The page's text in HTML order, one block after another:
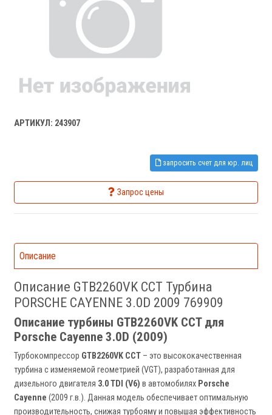
АРТИКУЛ: 243907
запросить счет для юр. лиц
Запрос цены
Описание
Описание GTB2260VK CCT Турбина
PORSCHE CAYENNE 3.0D 2009 769909
Описание турбины GTB2260VK CCT для
Porsche Cayenne 3.0D (2009)
Турбокомпрессор GTB2260VK CCT – это высококачественная
турбина с изменяемой геометрией (VGT), разработанная для
дизельного двигателя 3.0 TDI (V6) в автомобилях Porsche
Cayenne (2009 г.в.). Данная модель обеспечивает оптимальную
производительность, снижая турбояму и повышая эффективность